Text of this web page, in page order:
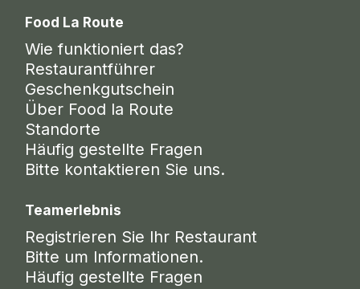
Food La Route
Wie funktioniert das?
Restaurantführer
Geschenkgutschein
Über Food la Route
Standorte
Häufig gestellte Fragen
Bitte kontaktieren Sie uns.
Teamerlebnis
Registrieren Sie Ihr Restaurant
Bitte um Informationen.
Häufig gestellte Fragen